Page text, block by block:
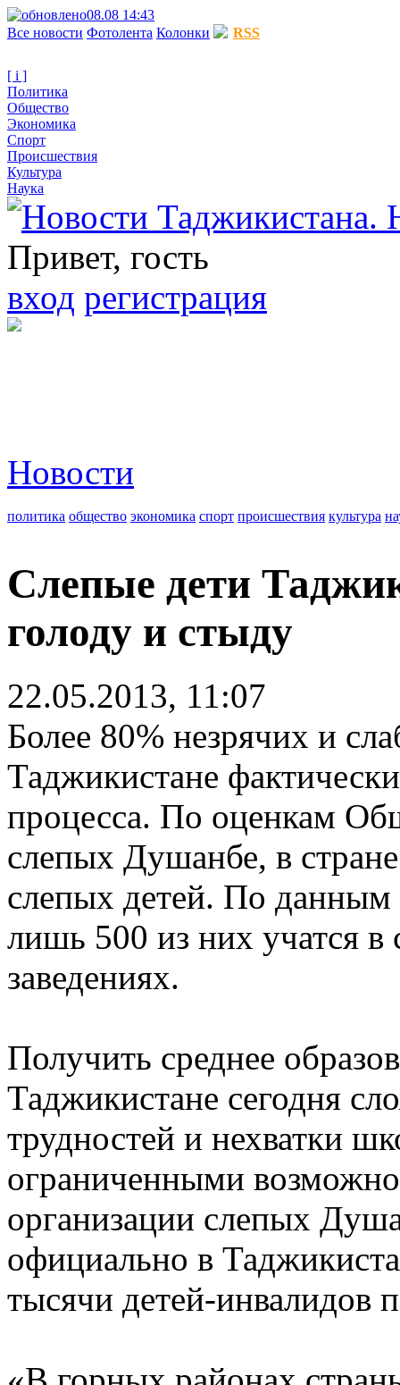
08.08 14:43
Все новости Фотолента Колонки RSS
[ i ]
Политика
Общество
Экономика
Спорт
Происшествия
Культура
Наука
Привет, гость
вход регистрация
Новости
политика общество экономика спорт происшествия культура
Слепые дети
голоду и стыду
22.05.2013, 11:07
Более 80% незрячих и
Таджикистане
процесса. По оценкам
слепых Душанбе, в
слепых детей. По данным
лишь 500 из них учатся
заведениях.
Получить среднее
Таджикистане сегодня
трудностей и нехватки
ограниченными
организации слепых
официально в
тысячи детей-инвалидов